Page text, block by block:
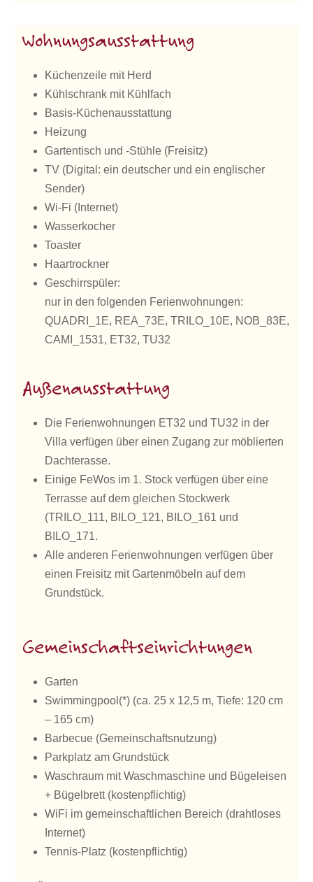
Wohnungsausstattung
Küchenzeile mit Herd
Kühlschrank mit Kühlfach
Basis-Küchenausstattung
Heizung
Gartentisch und -Stühle (Freisitz)
TV (Digital: ein deutscher und ein englischer
Sender)
Wi-Fi (Internet)
Wasserkocher
Toaster
Haartrockner
Geschirrspüler:
nur in den folgenden Ferienwohnungen:
QUADRI_1E, REA_73E, TRILO_10E, NOB_83E,
CAMI_1531, ET32, TU32
Außenausstattung
Die Ferienwohnungen ET32 und TU32 in der
Villa verfügen über einen Zugang zur möblierten
Dachterasse.
Einige FeWos im 1. Stock verfügen über eine
Terrasse auf dem gleichen Stockwerk
(TRILO_111, BILO_121, BILO_161 und
BILO_171.
Alle anderen Ferienwohnungen verfügen über
einen Freisitz mit Gartenmöbeln auf dem
Grundstück.
Gemeinschaftseinrichtungen
Garten
Swimmingpool(*) (ca. 25 x 12,5 m, Tiefe: 120 cm
– 165 cm)
Barbecue (Gemeinschaftsnutzung)
Parkplatz am Grundstück
Waschraum mit Waschmaschine und Bügeleisen
+ Bügelbrett (kostenpflichtig)
WiFi im gemeinschaftlichen Bereich (drahtloses
Internet)
Tennis-Platz (kostenpflichtig)